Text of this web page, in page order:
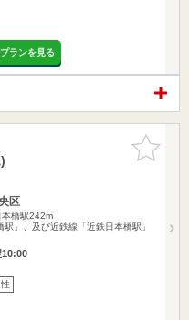
ランを見る
お気に入
りに追加
区
本橋駅242m
駅」、及び近鉄線「近鉄日本橋駅」
10:00